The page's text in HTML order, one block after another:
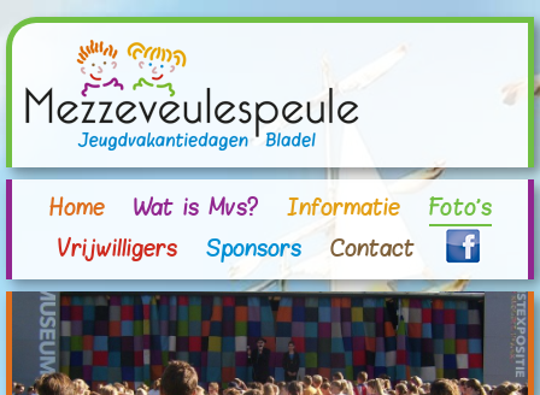
Home Wat is Mvs? Informatie
Foto's
Vrijwilligers
Sponsors Contact